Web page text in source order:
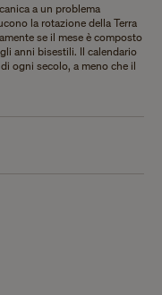
a un problema
la rotazione della Terra
se il mese è composto
anni bisestili. Il calendario
ogni secolo, a meno che il